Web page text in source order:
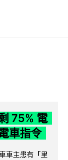
75% 電
車指令
車主患有「里